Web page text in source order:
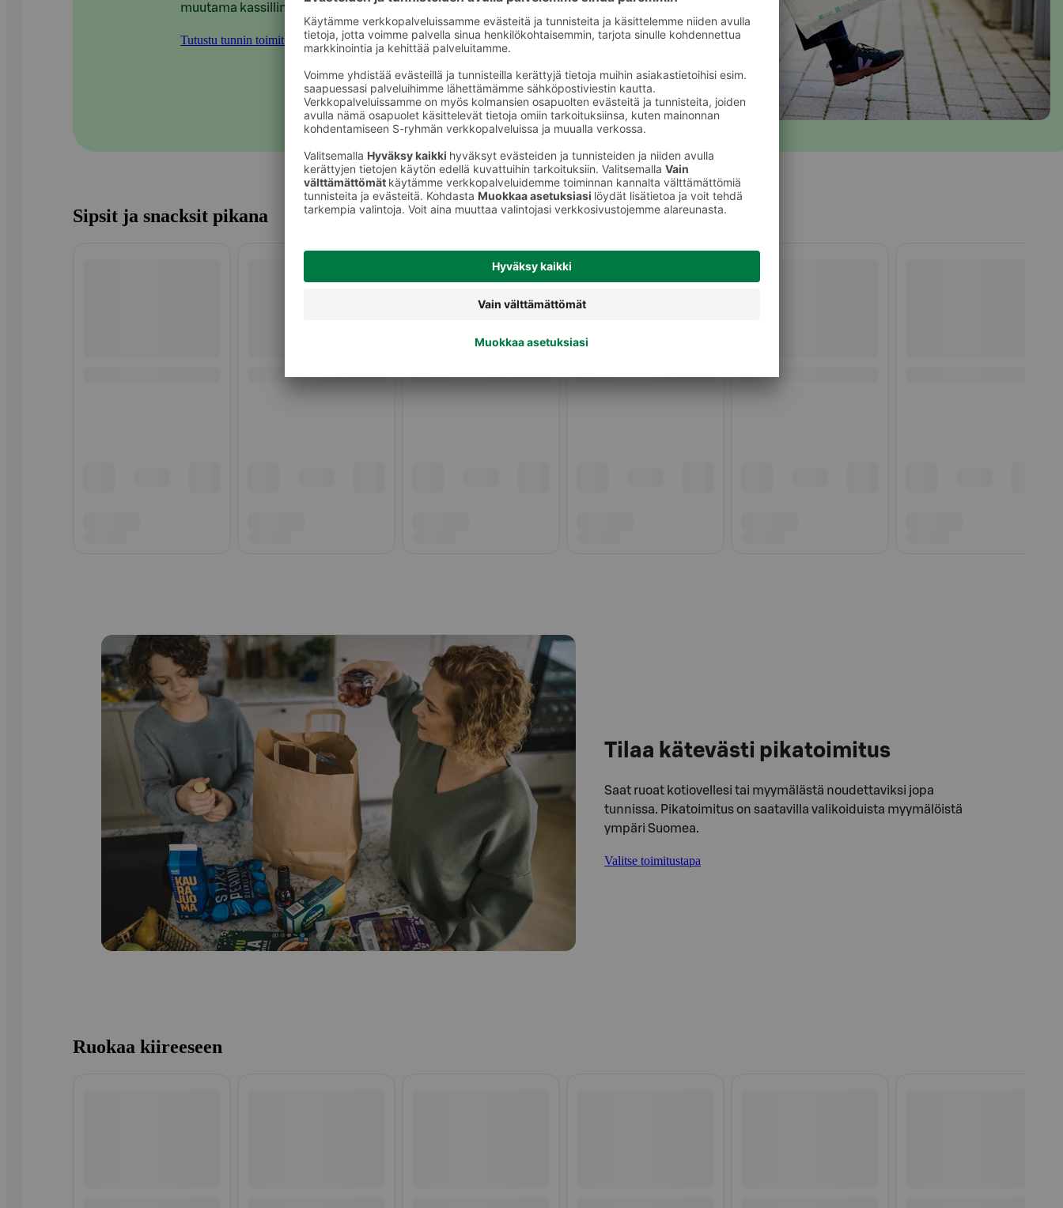
muutama kassillinen ruokaa.
Tutustu tunnin toimitukseen
Sipsit ja snacksit pikana
Tilaa kätevästi pikatoimitus
Saat ruoat kotiovellesi tai myymälästä noudettaviksi jopa
tunnissa. Pikatoimitus on saatavilla valikoiduista myymälöistä
ympäri Suomea.
Valitse toimitustapa
Ruokaa kiireeseen